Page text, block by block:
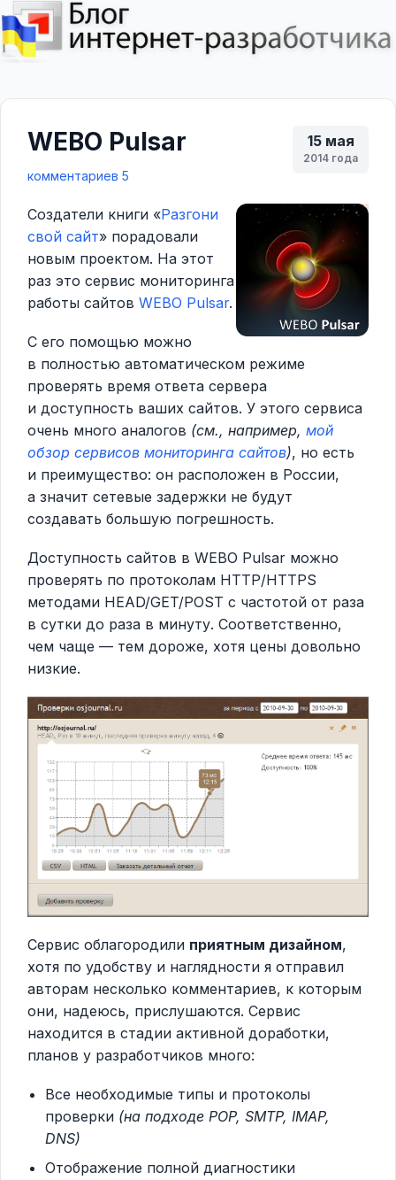
15 мая
2014 года
WEBO Pulsar
комментариев 5
Создатели книги «Разгони
свой сайт» порадовали
новым проектом. На этот
раз это сервис мониторинга
работы сайтов WEBO Pulsar.
C его помощью можно
в полностью автоматическом режиме
проверять время ответа сервера
и доступность ваших сайтов. У этого сервиса
очень много аналогов (см., например, мой
обзор сервисов мониторинга сайтов), но есть
и преимущество: он расположен в России,
а значит сетевые задержки не будут
создавать большую погрешность.
Доступность сайтов в WEBO Pulsar можно
проверять по протоколам HTTP/HTTPS
методами HEAD/GET/POST с частотой от раза
в сутки до раза в минуту. Соответственно,
чем чаще — тем дороже, хотя цены довольно
низкие.
Сервис облагородили приятным дизайном,
хотя по удобству и наглядности я отправил
авторам несколько комментариев, к которым
они, надеюсь, прислушаются. Сервис
находится в стадии активной доработки,
планов у разработчиков много:
Все необходимые типы и протоколы
проверки (на подходе POP, SMTP, IMAP,
DNS)
Отображение полной диагностики